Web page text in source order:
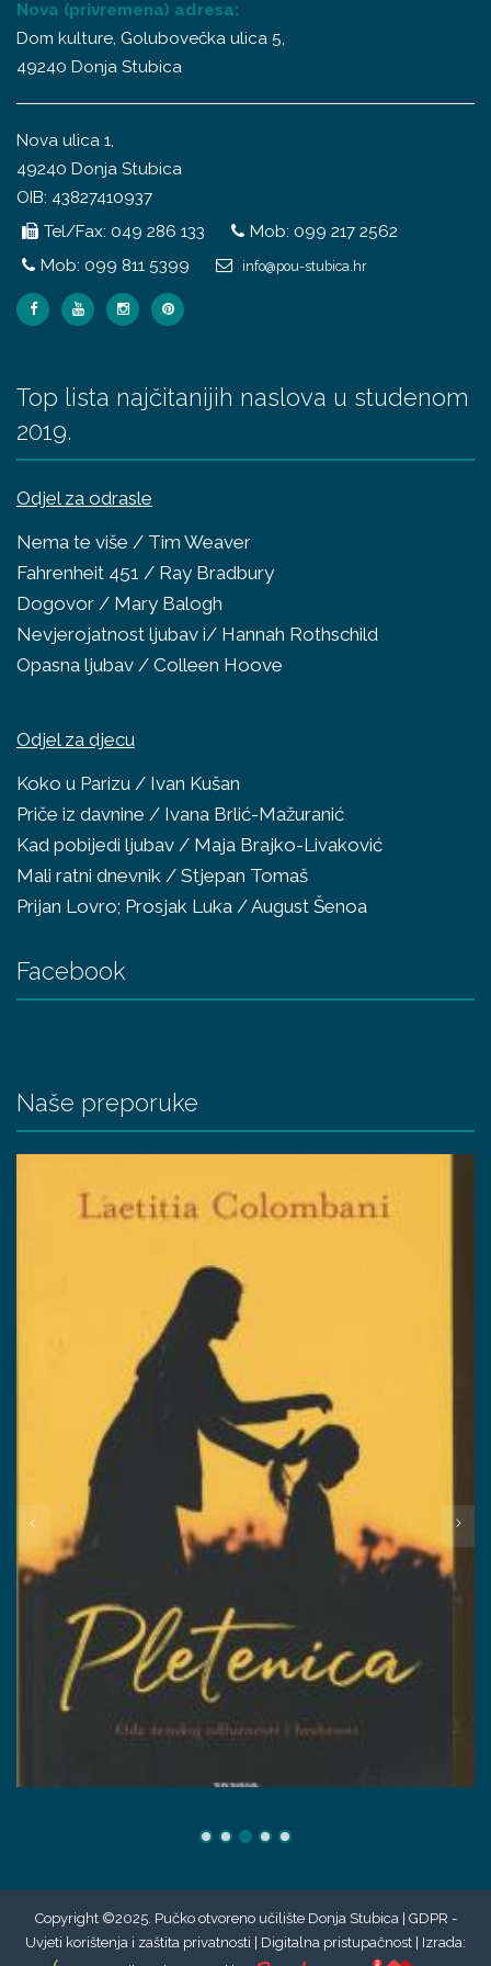
Nova (privremena) adresa:
Dom kulture, Golubovečka ulica 5,
49240 Donja Stubica
Nova ulica 1,
49240 Donja Stubica
OIB: 43827410937
Tel/Fax: 049 286 133
Mob: 099 217 2562
Mob: 099 811 5399
info@pou-stubica.hr
Top lista najčitanijih naslova u studenom
2019.
Odjel za odrasle
Nema te više / Tim Weaver
Fahrenheit 451 / Ray Bradbury
Dogovor / Mary Balogh
Nevjerojatnost ljubav i/ Hannah Rothschild
Opasna ljubav / Colleen Hoove
Odjel za djecu
Koko u Parizu / Ivan Kušan
Priče iz davnine / Ivana Brlić-Mažuranić
Kad pobijedi ljubav / Maja Brajko-Livaković
Mali ratni dnevnik / Stjepan Tomaš
Prijan Lovro; Prosjak Luka / August Šenoa
Facebook
Naše preporuke
Copyright ©2025. Pučko otvoreno učilište Donja Stubica | GDPR -
Uvjeti korištenja i zaštita privatnosti
Digitalna pristupačnost | Izrada: